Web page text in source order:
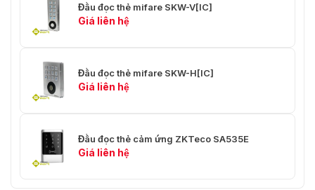
Đầu đọc thẻ mifare SKW-V[IC]
Giá liên hệ
Đầu đọc thẻ mifare SKW-H[IC]
Giá liên hệ
Đầu đọc thẻ cảm ứng ZKTeco SA535E
Giá liên hệ